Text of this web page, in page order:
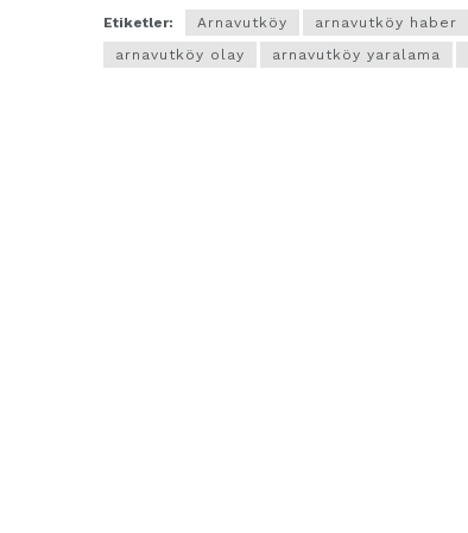
Etiketler: Arnavutköy arnavutköy haber
arnavutköy olay
arnavutköy yaralama